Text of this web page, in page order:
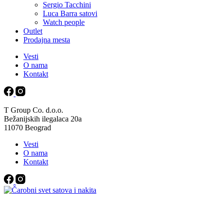
Sergio Tacchini
Luca Barra satovi
Watch people
Outlet
Prodajna mesta
Vesti
O nama
Kontakt
T Group Co. d.o.o.
Bežanijskih ilegalaca 20a
11070 Beograd
Vesti
O nama
Kontakt